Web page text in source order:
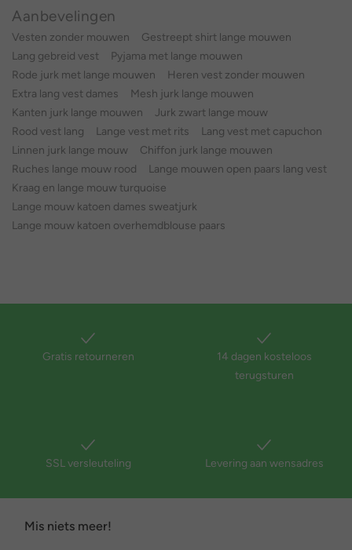
Aanbevelingen
Vesten zonder mouwen
Gestreept shirt lange mouwen
Lang gebreid vest
Pyjama met lange mouwen
Rode jurk met lange mouwen
Heren vest zonder mouwen
Extra lang vest dames
Mesh jurk lange mouwen
Kanten jurk lange mouwen
Jurk zwart lange mouw
Rood vest lang
Lange vest met rits
Lang vest met capuchon
Linnen jurk lange mouw
Chiffon jurk lange mouwen
Ruches lange mouw rood
Lange mouwen open paars lang vest
Kraag en lange mouw turquoise
Lange mouw katoen dames sweatjurk
Lange mouw katoen overhemdblouse paars
Gratis retourneren
14 dagen kosteloos
terugsturen
SSL versleuteling Levering aan wensadres
Mis niets meer!